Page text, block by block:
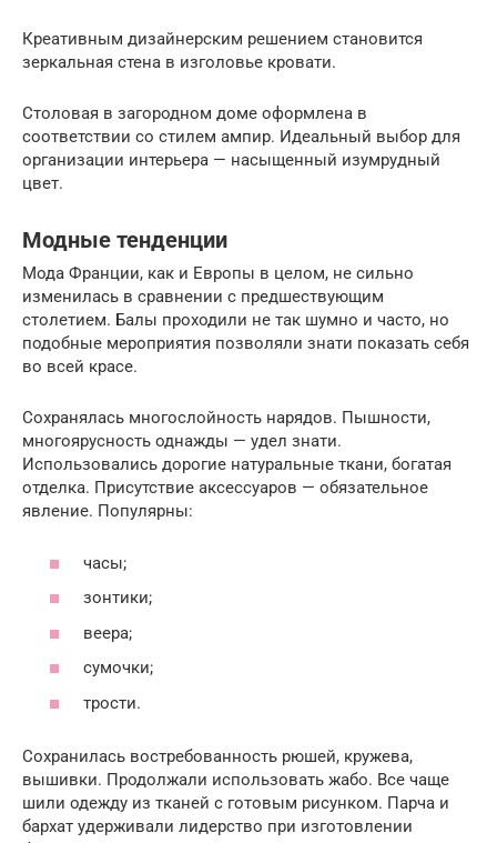
Креативным дизайнерским решением становится
зеркальная стена в изголовье кровати.
Столовая в загородном доме оформлена в
соответствии со стилем ампир. Идеальный выбор для
организации интерьера — насыщенный изумрудный
цвет.
Модные тенденции
Мода Франции, как и Европы в целом, не сильно
изменилась в сравнении с предшествующим
столетием. Балы проходили не так шумно и часто, но
подобные мероприятия позволяли знати показать себя
во всей красе.
Сохранялась многослойность нарядов. Пышности,
многоярусность однажды — удел знати.
Использовались дорогие натуральные ткани, богатая
отделка. Присутствие аксессуаров — обязательное
явление. Популярны:
часы;
зонтики;
веера;
сумочки;
трости.
Сохранилась востребованность рюшей, кружева,
вышивки. Продолжали использовать жабо. Все чаще
шили одежду из тканей с готовым рисунком. Парча и
бархат удерживали лидерство при изготовлении